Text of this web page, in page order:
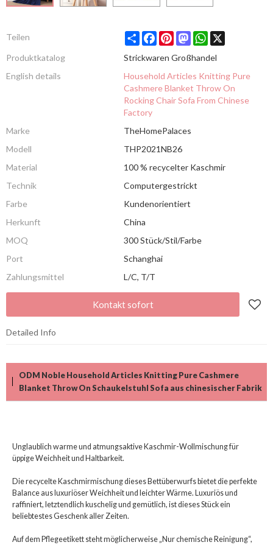
Teilen ShareFacebookPinterestMastodonWhatsApp
X
Produktkatalog
Strickwaren Großhandel
English details
Household Articles Knitting Pure
Cashmere Blanket Throw On
Rocking Chair Sofa From Chinese
Factory
Marke
TheHomePalaces
Modell
THP2021NB26
Material
100 % recycelter Kaschmir
Technik
Computergestrickt
Farbe
Kundenorientiert
Herkunft
China
MOQ
300 Stück/Stil/Farbe
Port
Schanghai
Zahlungsmittel
L/C, T/T
Kontakt sofort
Detailed Info
ODM Noble Household Articles Knitting Pure Cashmere
Blanket Throw On Schaukelstuhl Sofa aus chinesischer Fabrik
Unglaublich warme und atmungsaktive Kaschmir-Wollmischung für
üppige Weichheit und Haltbarkeit.
Die recycelte Kaschmirmischung dieses Bettüberwurfs bietet die perfekte
Balance aus luxuriöser Weichheit und leichter Wärme. Luxuriös und
raffiniert, letztendlich kuschelig und gemütlich, ist dieses Stück ein
beliebtestes Geschenk aller Zeiten.
Auf dem Pflegeetikett steht möglicherweise „Nur chemische Reinigung“,